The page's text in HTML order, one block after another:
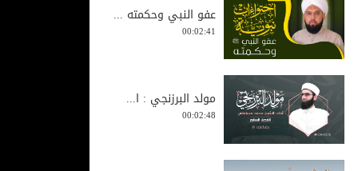
عفو النبي وحكمته ...
00:02:41
مولد البرزنجي : ا...
00:02:48